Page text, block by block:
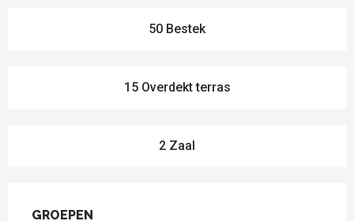
50 Bestek
15 Overdekt terras
2 Zaal
GROEPEN
GROEPEN